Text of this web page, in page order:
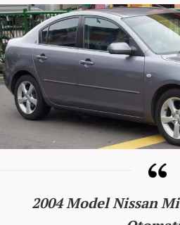
2004 Model Nissan